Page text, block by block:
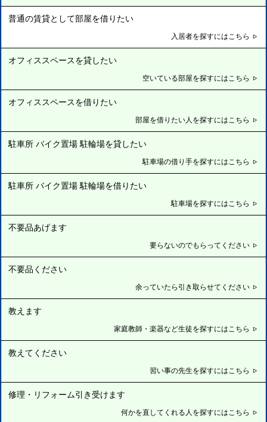
普通の賃貸として部屋を借りたい
入居者を探すにはこちら
オフィススペースを貸したい
空いている部屋を探すにはこちら
オフィススペースを借りたい
部屋を借りたい人を探すにはこちら
駐車所 バイク置場 駐輪場を貸したい
駐車場の借り手を探すにはこちら
駐車所 バイク置場 駐輪場を借りたい
駐車場を探すにはこちら
不要品あげます
要らないのでもらってください
不要品ください
余っていたら引き取らせてください
教えます
家庭教師・楽器など生徒を探すにはこちら
教えてください
習い事の先生を探すにはこちら
修理・リフォーム引き受けます
何かを直してくれる人を探すにはこちら